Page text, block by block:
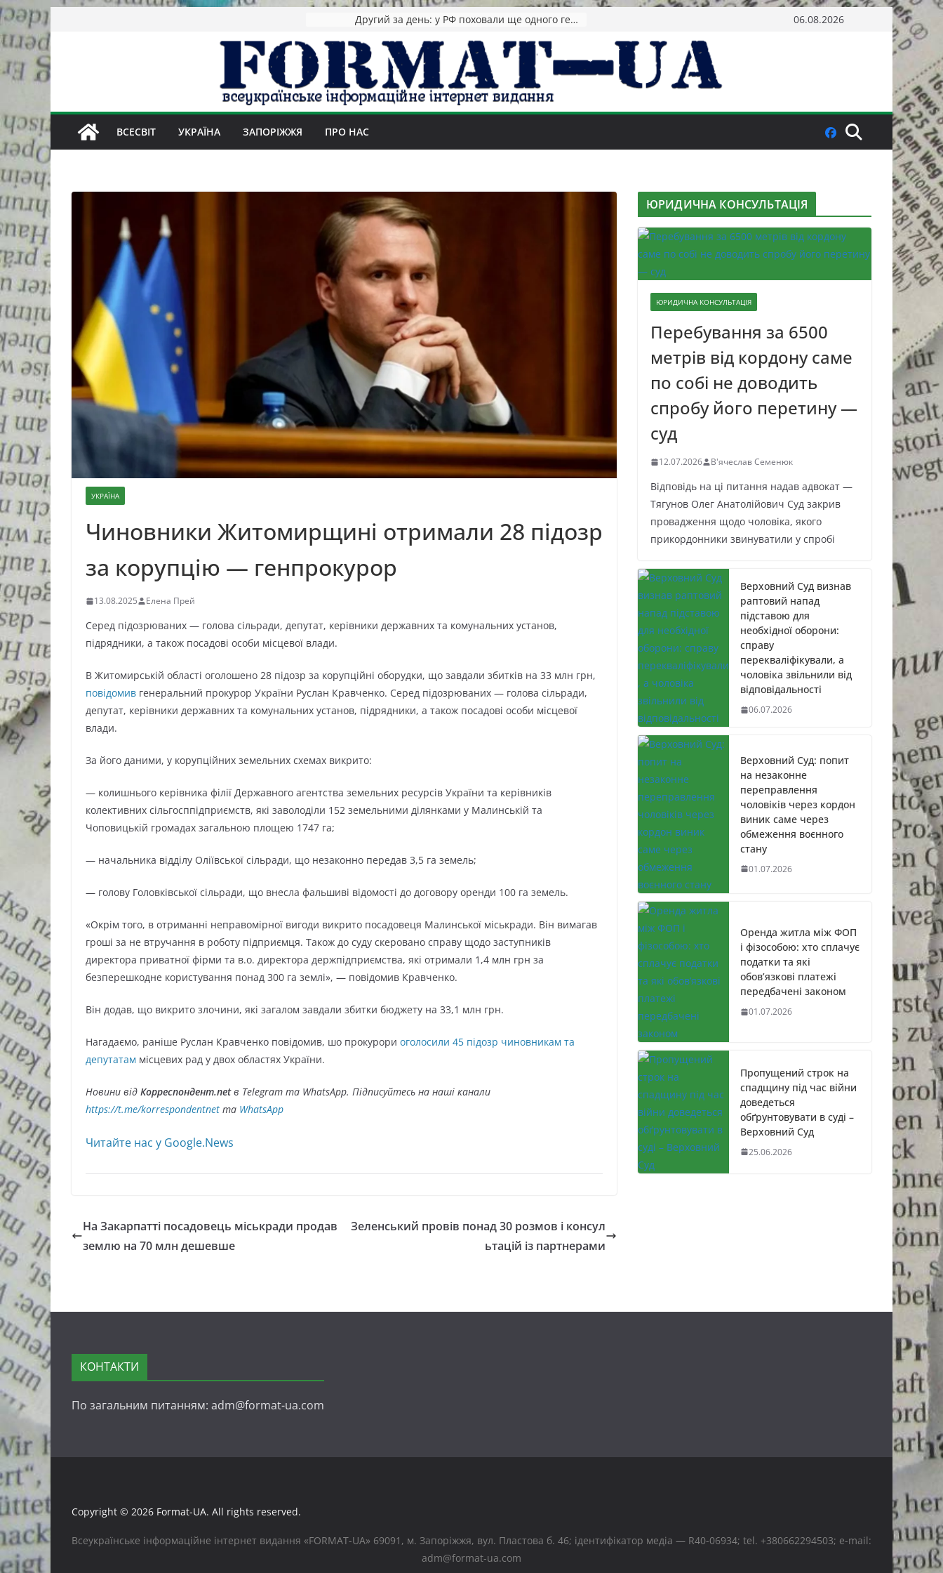
to
content
Другий за день: у РФ поховали ще одного генерала 06.08.2026
ВСЕСВІТ УКРАЇНА ЗАПОРІЖЖЯ ПРО НАС
УКРАЇНА
Чиновники Житомирщині отримали 28 підозр
за корупцію — генпрокурор
13.08.2025 Елена Прей
Серед підозрюваних — голова сільради, депутат, керівники державних та комунальних установ,
підрядники, а також посадові особи місцевої влади.
В Житомирській області оголошено 28 підозр за корупційні оборудки, що завдали збитків на 33 млн грн,
повідомив генеральний прокурор України Руслан Кравченко. Серед підозрюваних — голова сільради,
депутат, керівники державних та комунальних установ, підрядники, а також посадові особи місцевої
влади.
За його даними, у корупційних земельних схемах викрито:
— колишнього керівника філії Державного агентства земельних ресурсів України та керівників
колективних сільгосппідприємств, які заволоділи 152 земельними ділянками у Малинській та
Чоповицькій громадах загальною площею 1747 га;
— начальника відділу Оліївської сільради, що незаконно передав 3,5 га земель;
— голову Головківської сільради, що внесла фальшиві відомості до договору оренди 100 га земель.
«Окрім того, в отриманні неправомірної вигоди викрито посадовеця Малинської міськради. Він вимагав
гроші за не втручання в роботу підприємця. Також до суду скеровано справу щодо заступників
директора приватної фірми та в.о. директора держпідприємства, які отримали 1,4 млн грн за
безперешкодне користування понад 300 га землі», — повідомив Кравченко.
Він додав, що викрито злочини, які загалом завдали збитки бюджету на 33,1 млн грн.
Нагадаємо, раніше Руслан Кравченко повідомив, шо прокурори оголосили 45 підозр чиновникам та
депутатам місцевих рад у двох областях України.
Новини від Корреспондент.netв Telegram та WhatsApp. Підписуйтесь на наші канали
https://t.me/korrespondentnet та WhatsApp
Читайте нас у Google.News
На Закарпатті посадовець міськради продав
землю на 70 млн дешевше
Зеленський провів понад 30 розмов і консул
ьтацій із партнерами
ЮРИДИЧНА КОНСУЛЬТАЦІЯ
ЮРИДИЧНА КОНСУЛЬТАЦІЯ
Перебування за 6500
метрів від кордону саме
по собі не доводить
спробу його перетину —
суд
12.07.2026 В'ячеслав Семенюк
Відповідь на ці питання надав адвокат —
Тягунов Олег Анатолійович Суд закрив
провадження щодо чоловіка, якого
прикордонники звинуватили у спробі
Верховний Суд визнав
раптовий напад
підставою для
необхідної оборони:
справу
перекваліфікували, а
чоловіка звільнили від
відповідальності
06.07.2026
Верховний Суд: попит
на незаконне
переправлення
чоловіків через кордон
виник саме через
обмеження воєнного
стану
01.07.2026
Оренда житла між ФОП
і фізособою: хто сплачує
податки та які
обов’язкові платежі
передбачені законом
01.07.2026
Пропущений строк на
спадщину під час війни
доведеться
обґрунтовувати в суді –
Верховний Суд
25.06.2026
КОНТАКТИ
По загальним питанням: adm@format-ua.com
Copyright © 2026 Format-UA. All rights reserved.
Всеукраїнське інформаційне інтернет видання «FORMAT-UA» 69091, м. Запоріжжя, вул. Пластова б. 46; ідентифікатор медіа — R40-06934; tel. +380662294503; e-mail:
adm@format-ua.com